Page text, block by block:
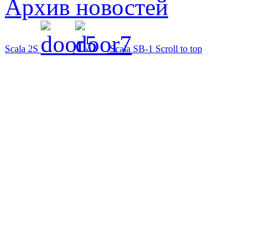
Архив новостей
Scala 2S Scala SB-1 Scroll to top